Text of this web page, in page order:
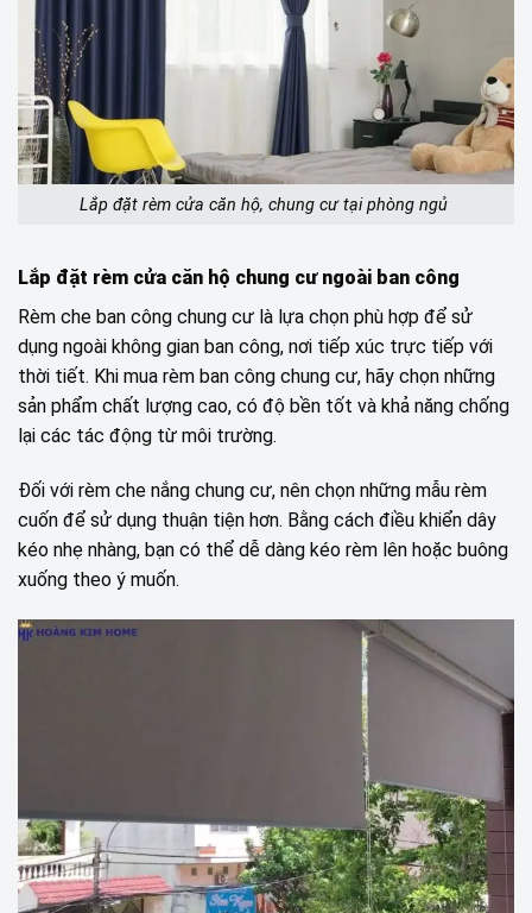
Lắp đặt rèm cửa căn hộ, chung cư tại phòng ngủ
Lắp đặt rèm cửa căn hộ chung cư ngoài ban công
Rèm che ban công chung cư là lựa chọn phù hợp để sử
dụng ngoài không gian ban công, nơi tiếp xúc trực tiếp với
thời tiết. Khi mua rèm ban công chung cư, hãy chọn những
sản phẩm chất lượng cao, có độ bền tốt và khả năng chống
lại các tác động từ môi trường.
Đối với rèm che nắng chung cư, nên chọn những mẫu rèm
cuốn để sử dụng thuận tiện hơn. Bằng cách điều khiển dây
kéo nhẹ nhàng, bạn có thể dễ dàng kéo rèm lên hoặc buông
xuống theo ý muốn.